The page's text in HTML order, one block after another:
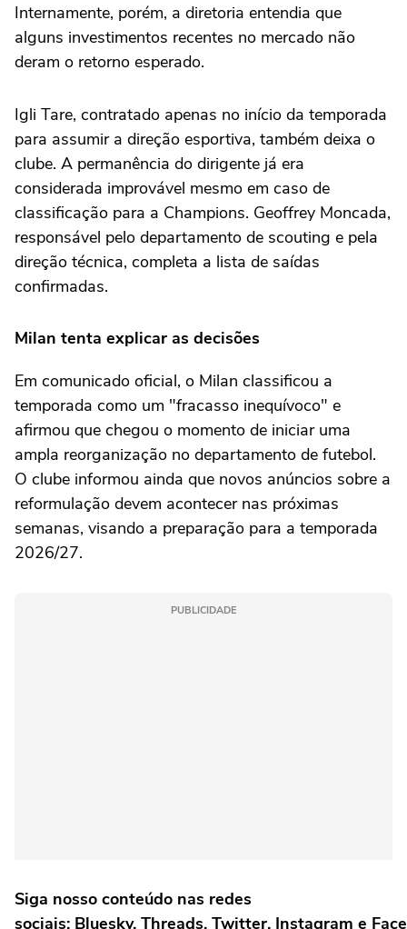
Internamente, porém, a diretoria entendia que
alguns investimentos recentes no mercado não
deram o retorno esperado.
Igli Tare, contratado apenas no início da temporada
para assumir a direção esportiva, também deixa o
clube. A permanência do dirigente já era
considerada improvável mesmo em caso de
classificação para a Champions. Geoffrey Moncada,
responsável pelo departamento de scouting e pela
direção técnica, completa a lista de saídas
confirmadas.
Milan tenta explicar as decisões
Em comunicado oficial, o Milan classificou a
temporada como um "fracasso inequívoco" e
afirmou que chegou o momento de iniciar uma
ampla reorganização no departamento de futebol.
O clube informou ainda que novos anúncios sobre a
reformulação devem acontecer nas próximas
semanas, visando a preparação para a temporada
2026/27.
PUBLICIDADE
Siga nosso conteúdo nas redes
sociais: Bluesky, Threads, Twitter, Instagram e